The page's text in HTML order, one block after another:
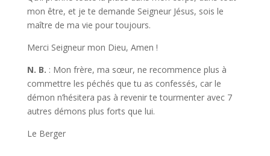
mon être, et je te demande Seigneur Jésus, sois le
maître de ma vie pour toujours.
Merci Seigneur mon Dieu, Amen !
N. B. : Mon frère, ma sœur, ne recommence plus à
commettre les péchés que tu as confessés, car le
démon n’hésitera pas à revenir te tourmenter avec 7
autres démons plus forts que lui.
Le Berger